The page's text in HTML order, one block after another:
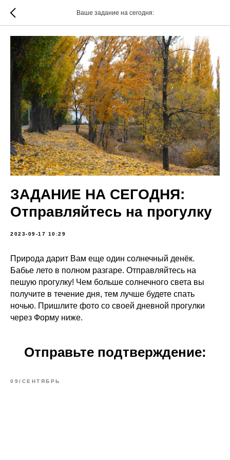
Ваше задание на сегодня:
ЗАДАНИЕ НА СЕГОДНЯ:
Отправляйтесь на прогулку
2023-09-17 10:29
Природа дарит Вам еще один солнечный денёк.
Бабье лето в полном разгаре. Отправляйтесь на
пешую прогулку! Чем больше солнечного света вы
получите в течение дня, тем лучше будете спать
ночью. Пришлите фото со своей дневной прогулки
через Форму ниже.
Отправьте подтверждение:
09/СЕНТЯБРЬ